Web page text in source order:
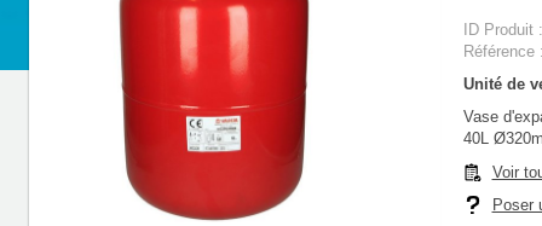
ID Produit
Unité de
Vase
40L
Voir
Poser